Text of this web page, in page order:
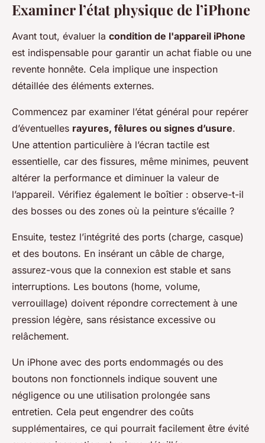
Examiner l’état physique de l’iPhone
Avant tout, évaluer la condition de l'appareil iPhone
est indispensable pour garantir un achat fiable ou une
revente honnête. Cela implique une inspection
détaillée des éléments externes.
Commencez par examiner l’état général pour repérer
d’éventuelles rayures, fêlures ou signes d’usure.
Une attention particulière à l’écran tactile est
essentielle, car des fissures, même minimes, peuvent
altérer la performance et diminuer la valeur de
l’appareil. Vérifiez également le boîtier : observe-t-il
des bosses ou des zones où la peinture s’écaille ?
Ensuite, testez l’intégrité des ports (charge, casque)
et des boutons. En insérant un câble de charge,
assurez-vous que la connexion est stable et sans
interruptions. Les boutons (home, volume,
verrouillage) doivent répondre correctement à une
pression légère, sans résistance excessive ou
relâchement.
Un iPhone avec des ports endommagés ou des
boutons non fonctionnels indique souvent une
négligence ou une utilisation prolongée sans
entretien. Cela peut engendrer des coûts
supplémentaires, ce qui pourrait facilement être évité